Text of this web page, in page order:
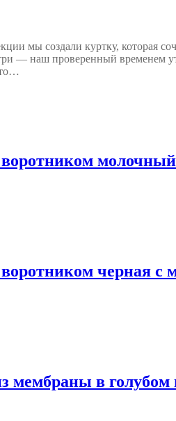
мы создали куртку, которая
— наш проверенный
черная с
в голубом